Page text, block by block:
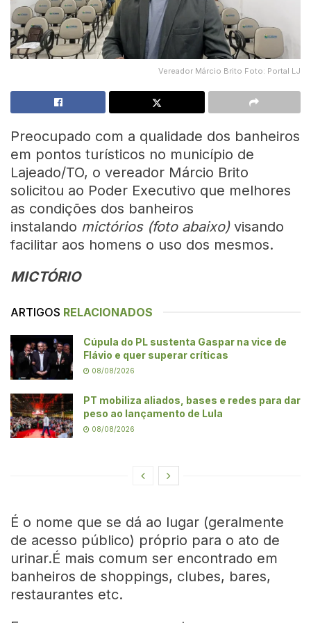
Vereador Márcio Brito Foto: Portal LJ
Preocupado com a qualidade dos banheiros
em pontos turísticos no município de
Lajeado/TO, o vereador Márcio Brito
solicitou ao Poder Executivo que melhores
as condições dos banheiros
instalando mictórios (foto abaixo) visando
facilitar aos homens o uso dos mesmos.
MICTÓRIO
ARTIGOS RELACIONADOS
Cúpula do PL sustenta Gaspar na vice de
Flávio e quer superar críticas
08/08/2026
PT mobiliza aliados, bases e redes para dar
peso ao lançamento de Lula
08/08/2026
É o nome que se dá ao lugar (geralmente
de acesso público) próprio para o ato de
urinar.É mais comum ser encontrado em
banheiros de shoppings, clubes, bares,
restaurantes etc.